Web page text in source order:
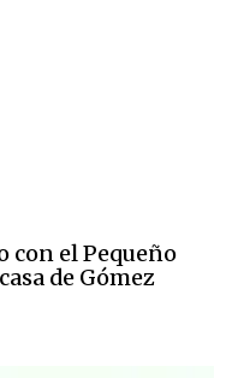
el Pequeño
de Gómez